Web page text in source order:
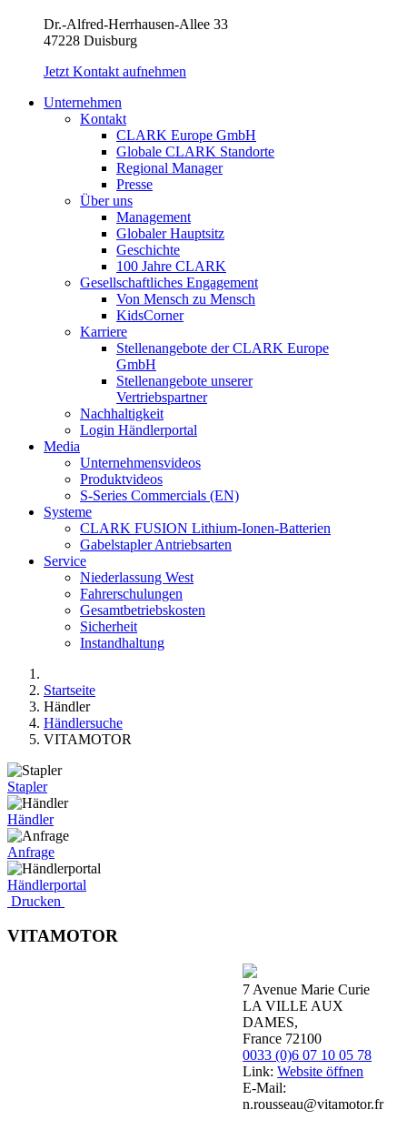
Dr.-Alfred-Herrhausen-Allee 33
47228 Duisburg
Jetzt Kontakt aufnehmen
Unternehmen
Kontakt
CLARK Europe GmbH
Globale CLARK Standorte
Regional Manager
Presse
Über uns
Management
Globaler Hauptsitz
Geschichte
100 Jahre CLARK
Gesellschaftliches Engagement
Von Mensch zu Mensch
KidsCorner
Karriere
Stellenangebote der CLARK Europe
GmbH
Stellenangebote unserer
Vertriebspartner
Nachhaltigkeit
Login Händlerportal
Media
Unternehmensvideos
Produktvideos
S-Series Commercials (EN)
Systeme
CLARK FUSION Lithium-Ionen-Batterien
Gabelstapler Antriebsarten
Service
Niederlassung West
Fahrerschulungen
Gesamtbetriebskosten
Sicherheit
Instandhaltung
Startseite
Händler
Händlersuche
VITAMOTOR
Stapler
Händler
Anfrage
Händlerportal
Drucken
VITAMOTOR
7 Avenue Marie Curie
LA VILLE AUX
DAMES,
France 72100
0033 (0)6 07 10 05 78
Link:Website öffnen
E-Mail:
n.rousseau@vitamotor.fr